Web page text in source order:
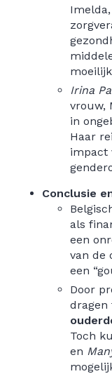
Irina
vrouw,
in
Haar
impact
Conclusie
als
een
van de
een
Door
dragen
Toch
en